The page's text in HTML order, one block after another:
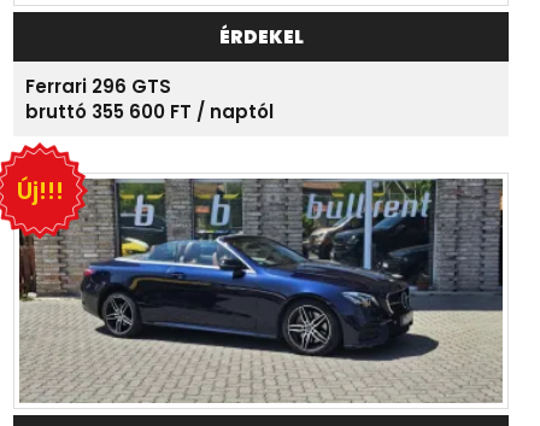
ÉRDEKEL
Ferrari 296 GTS
bruttó 355 600 FT / naptól
Új!!!